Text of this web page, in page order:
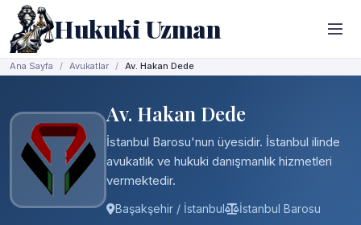
Hukuki Uzman
Ana Sayfa Avukatlar Av. Hakan Dede
Av. Hakan Dede
İstanbul Barosu'nun üyesidir. İstanbul ilinde
avukatlık ve hukuki danışmanlık hizmetleri
vermektedir.
Başakşehir / İstanbul İstanbul Barosu